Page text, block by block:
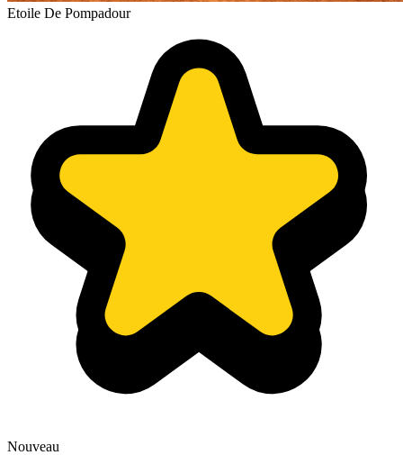
Etoile De Pompadour
Nouveau